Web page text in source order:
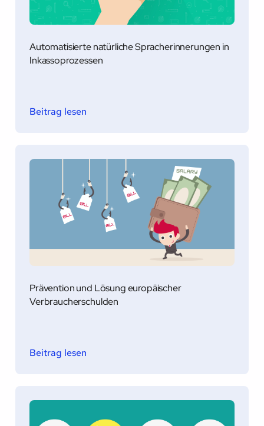
Automatisierte natürliche Spracherinnerungen in
Inkassoprozessen
Beitrag lesen
Prävention und Lösung europäischer
Verbraucherschulden
Beitrag lesen